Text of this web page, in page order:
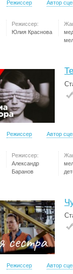
Режиссер Автор
Режиссер:
Юлия Краснова
Режиссер Автор
Режиссер:
Александр
Баранов
Режиссер Автор